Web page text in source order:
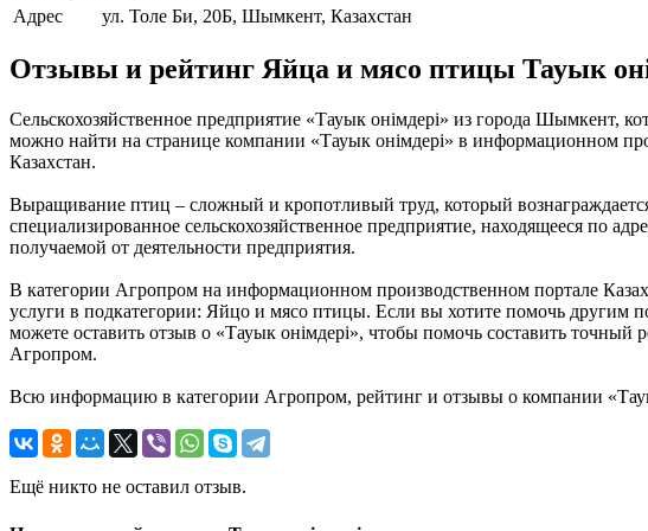
Адрес
ул. Толе Би, 20Б, Шымкент, Казахстан
Отзывы и рейтинг Яйца и мясо птицы Тауык
Сельскохозяйственное предприятие «Тауык онiмдерi» из города Шымкент,
можно найти на странице компании «Тауык онiмдерi» в информационном
Казахстан.
Выращивание птиц – сложный и кропотливый труд, который
специализированное сельскохозяйственное предприятие, находящееся по
получаемой от деятельности предприятия.
В категории Агропром на информационном производственном портале
услуги в подкатегории: Яйцо и мясо птицы. Если вы хотите помочь другим
можете оставить отзыв о «Тауык онiмдерi», чтобы помочь составить
Агропром.
Всю информацию в категории Агропром, рейтинг и отзывы о компании
Ещё никто не оставил отзыв.